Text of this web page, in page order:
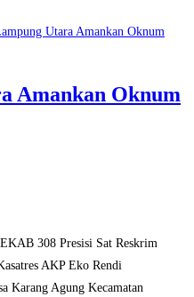
Amankan Oknum
308 Presisi Sat Reskrim
AKP Eko Rendi
Karang Agung Kecamatan